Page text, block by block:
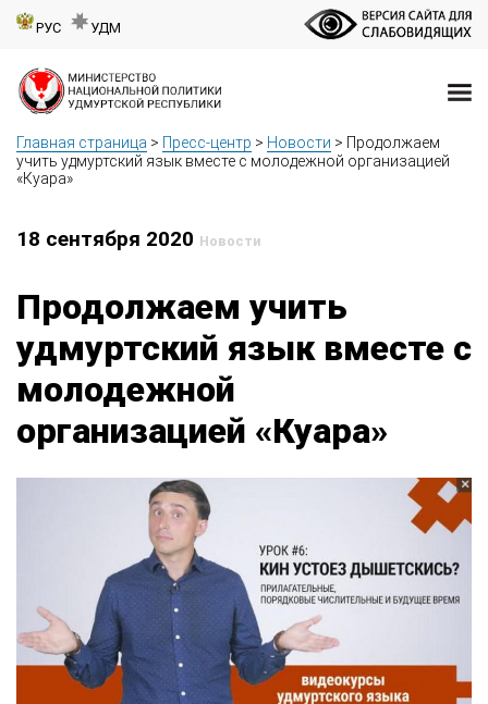
РУС УДМ
Главная страница > Пресс-центр > Новости > Продолжаем
учить удмуртский язык вместе с молодежной организацией
«Куара»
18 сентября 2020 Новости
Продолжаем учить
удмуртский язык вместе с
молодежной
организацией «Куара»